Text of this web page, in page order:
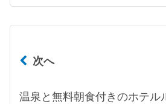
次へ
温泉と無料朝食付きのホテル